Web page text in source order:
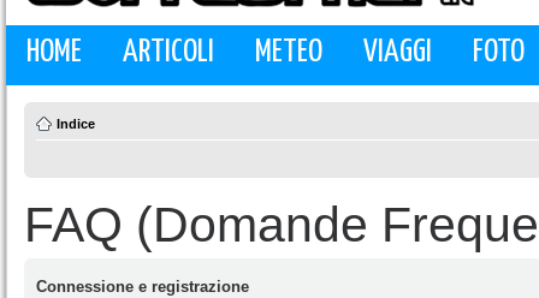
HOME ARTICOLI METEO VIAGGI FOTO
Indice
FAQ (Domande
Connessione e registrazione